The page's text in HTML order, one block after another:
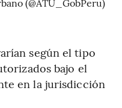
según el tipo
bajo el
en la jurisdicción